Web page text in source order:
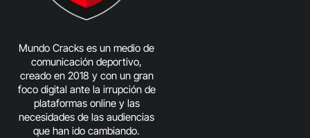
Mundo Cracks es un medio de
comunicación deportivo,
creado en 2018 y con un gran
foco digital ante la irrupción de
plataformas online y las
necesidades de las audiencias
que han ido cambiando.